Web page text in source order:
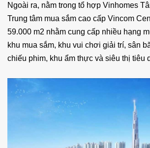
Ngoài ra, nằm trong tổ hợp Vinhomes
Trung tâm mua sắm cao cấp Vincom
59.000 m2 nhằm cung cấp nhiều hạng
khu mua sắm, khu vui chơi giải trí, sân
chiếu phim, khu ẩm thực và siêu thị tiêu